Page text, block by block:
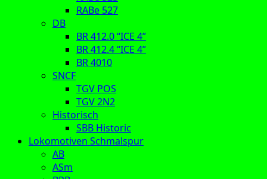
RABe 527
DB
BR 412.0 “ICE 4”
BR 412.4 “ICE 4”
BR 4010
SNCF
TGV POS
TGV 2N2
Historisch
SBB Historic
Lokomotiven Schmalspur
AB
ASm